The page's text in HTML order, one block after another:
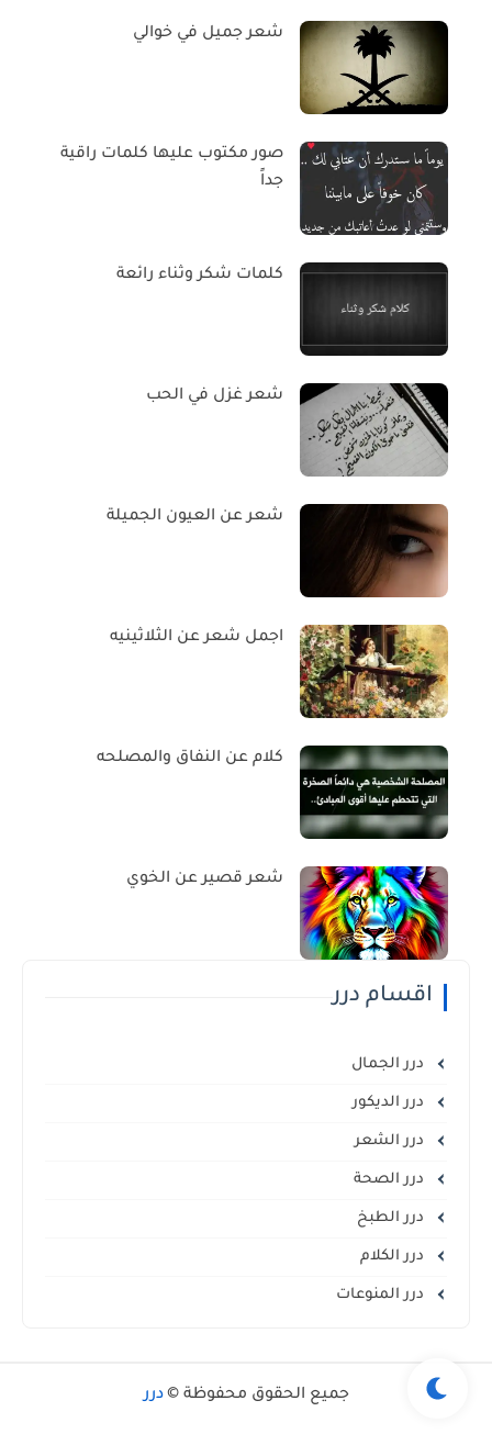
شعر جميل في خوالي
صور مكتوب عليها كلمات راقية
جداً
كلمات شكر وثناء رائعة
شعر غزل في الحب
شعر عن العيون الجميلة
اجمل شعر عن الثلاثينيه
كلام عن النفاق والمصلحه
شعر قصير عن الخوي
اقسام درر
درر الجمال
درر الديكور
درر الشعر
درر الصحة
درر الطبخ
درر الكلام
درر المنوعات
جميع الحقوق محفوظة © درر